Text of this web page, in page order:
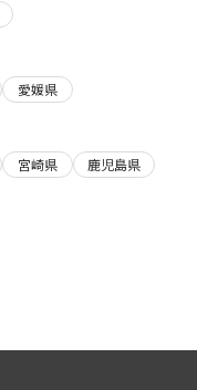
愛媛県
宮崎県
鹿児島県